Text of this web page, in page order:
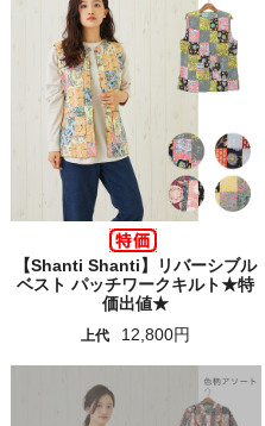
【Shanti Shanti】リバーシブル
ベスト パッチワークキルト★特
価出値★
上代 12,800円